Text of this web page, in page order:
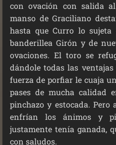
con ovación con salida
manso de Graciliano
hasta que Curro lo sujeta
banderillea Girón y de
ovaciones. El toro se
dándole todas las
fuerza de porfiar le cuaja
pases de mucha calidad
pinchazo y estocada.
enfrían los ánimos y
justamente tenía ganada,
con saludos.